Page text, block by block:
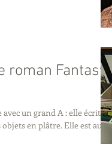
roman Fantasy
avec un grand A : elle écrit,
en plâtre. Elle est aussi